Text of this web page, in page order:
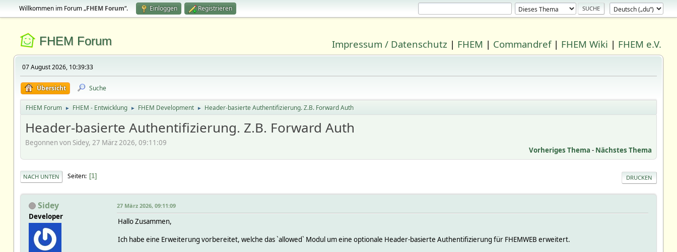
Willkommen im Forum „FHEM Forum“. Einloggen Registrieren
FHEM Forum Impressum / Datenschutz | FHEM | Commandref| FHEM Wiki | FHEM e.V.
07 August 2026, 10:39:33
Übersicht Suche
FHEM Forum ► FHEM - Entwicklung ► FHEM Development ► Header-basierte Authentifizierung. Z.B. Forward Auth
Header-basierte Authentifizierung. Z.B. Forward Auth
Begonnen von Sidey, 27 März 2026, 09:11:09
Vorheriges Thema - Nächstes Thema
DRUCKEN
NACH UNTEN Seiten 1
Sidey
Developer
27 März 2026, 09:11:09
Hallo Zusammen,
Ich habe eine Erweiterung vorbereitet, welche das `allowed` Modul um eine optionale Header-basierte Authentifizierung für FHEMWEB erweitert.